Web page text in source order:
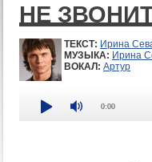
НЕ
ТЕКСТ: Ирина
МУЗЫКА: Ирина
ВОКАЛ: Артур
0:00